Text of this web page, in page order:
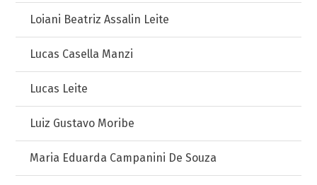
Loiani Beatriz Assalin Leite
Lucas Casella Manzi
Lucas Leite
Luiz Gustavo Moribe
Maria Eduarda Campanini De Souza